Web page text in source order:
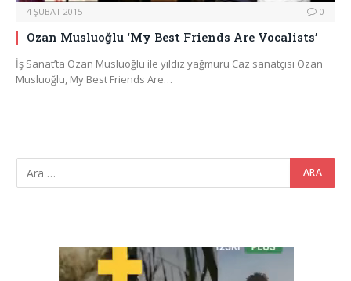
4 ŞUBAT 2015 0
Ozan Musluoğlu ‘My Best Friends Are Vocalists’
İş Sanat’ta Ozan Musluoğlu ile yıldız yağmuru Caz sanatçısı Ozan
Musluoğlu, My Best Friends Are…
Video
oynatıcı